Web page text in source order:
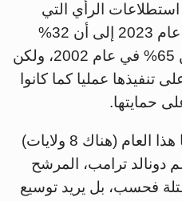
الرأي التي
أجرتها مؤسسة جالوب في عام 2023 إلى أن 32%
فقط يؤيدونها، بانخفاض عن 65% في عام 2002، ولكن
تنفيذها عمليا كما كانوا
حمايتها.
وكل ولاية أعدمت شخصا ما هذا العام (هناك 8 ولايات)
دونالد ترامب، المرشح
فحسب، بل يريد توسيع